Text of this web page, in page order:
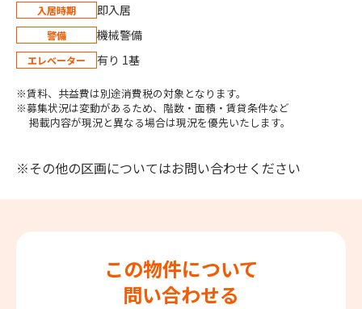
入居時期 即入居
警備 機械警備
エレベーター 有り 1基
※賃料、共益費は別途消費税の対象となります。
※募集状況は変動があるため、階数・面積・賃貸条件など
掲載内容が現況と異なる場合は現況を優先いたします。
※その他の区画についてはお問い合わせください
この物件について
問い合わせる